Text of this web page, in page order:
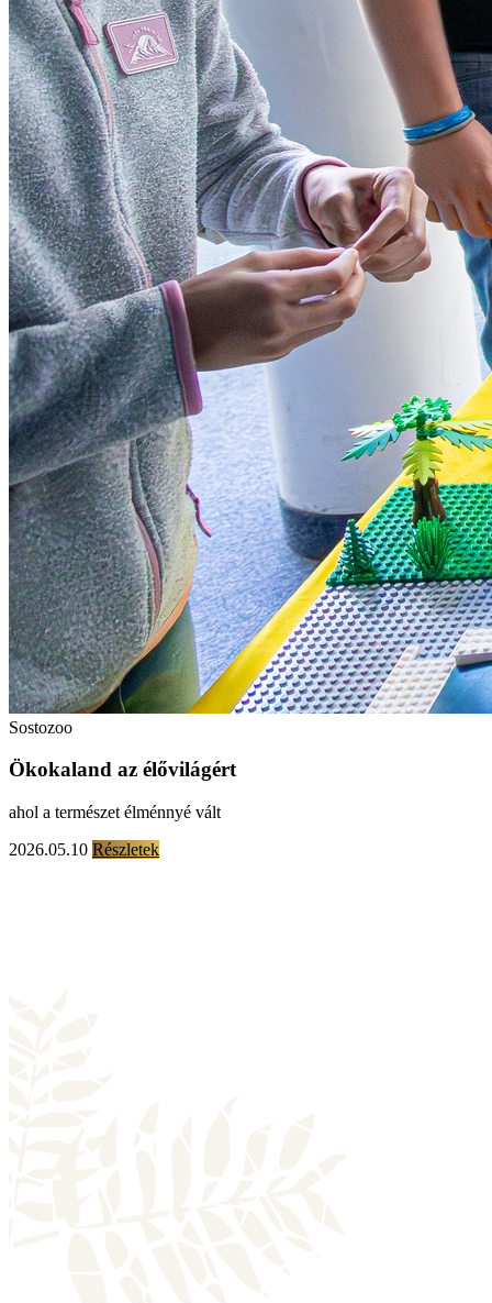
Sostozoo
Ökokaland az élővilágért
ahol a természet élménnyé vált
2026.05.10 Részletek